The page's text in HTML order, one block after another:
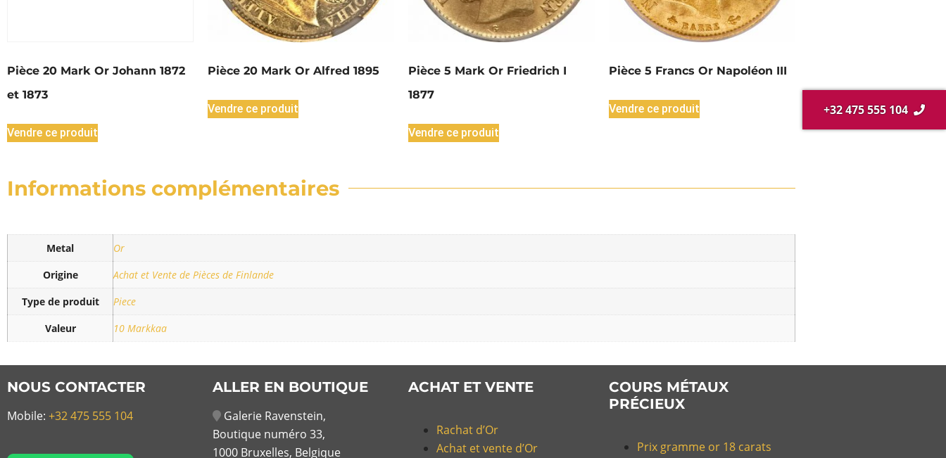
Pièce 20 Mark Or Johann 1872
et 1873
Vendre ce produit
Pièce 20 Mark Or Alfred 1895
Vendre ce produit
Pièce 5 Mark Or Friedrich I
1877
Vendre ce produit
Pièce 5 Francs Or Napoléon III
Vendre ce produit
Informations complémentaires
Metal
Or
Origine
Achat et Vente de Pièces de Finlande
Type de produit
Piece
Valeur
10 Markkaa
NOUS CONTACTER
Mobile: +32 475 555 104
+32 475 555 104
ALLER EN BOUTIQUE
Galerie Ravenstein,
Boutique numéro 33,
1000 Bruxelles, Belgique
ACHAT ET VENTE
Rachat d’Or
Achat et vente d’Or
COURS MÉTAUX
PRÉCIEUX
Prix gramme or 18 carats